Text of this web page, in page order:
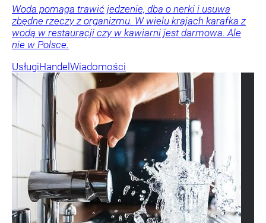
Woda pomaga trawić jedzenie, dba o nerki i usuwa
zbędne rzeczy z organizmu. W wielu krajach karafka z
wodą w restauracji czy w kawiarni jest darmowa. Ale
nie w Polsce.
UsługiHandelWiadomości